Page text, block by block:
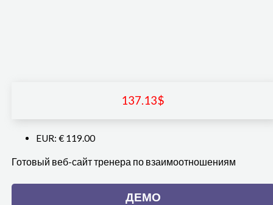
137.13$
EUR: € 119.00
Готовый веб-сайт тренера по взаимоотношениям
ДЕМО